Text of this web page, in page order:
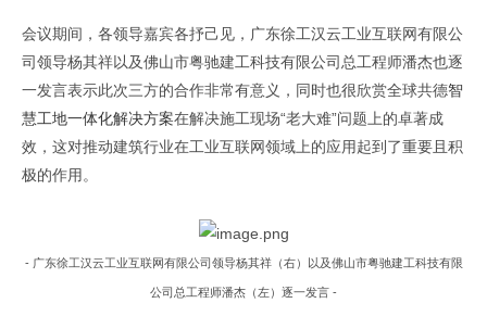
会议期间，各领导嘉宾各抒己见， 广东徐工汉云工业互联网有限公
司领导杨其祥以及佛山市粤驰建工科技有限公司总工程师潘杰也逐
一发言表示此次三方的合作非常有意义，同时也很欣赏全球共德智
慧工地一体化解决方案在解决施工现场“老大难”问题上的卓著成
效，这对推动建筑行业在工业互联网领域上的应用起到了重要且积
极的作用。
- 广东徐工汉云工业互联网有限公司领导杨其祥（右）以及佛山市粤驰建工科技有限
公司总工程师潘杰（左）逐一发言 -